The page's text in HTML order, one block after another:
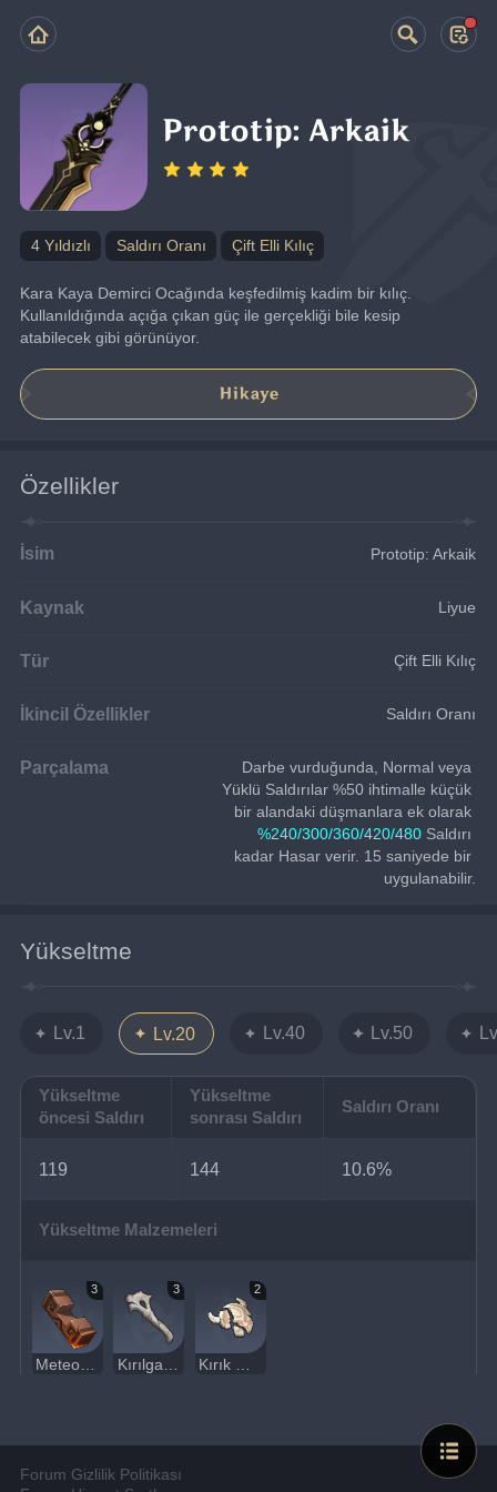
Prototip: Arkaik
4 Yıldızlı Saldırı Oranı Çift Elli Kılıç
Kara Kaya Demirci Ocağında keşfedilmiş kadim bir kılıç.
Kullanıldığında açığa çıkan güç ile gerçekliği bile kesip
atabilecek gibi görünüyor.
Hikaye
Özellikler
İsim Prototip: Arkaik
Kaynak Liyue
Tür Çift Elli Kılıç
İkincil Özellikler Saldırı Oranı
Parçalama
Darbe vurduğunda, Normal veya
Yüklü Saldırılar %50 ihtimalle küçük
bir alandaki düşmanlara ek olarak
%240/300/360/420/480 Saldırı
kadar Hasar verir. 15 saniyede bir
uygulanabilir.
Yükseltme
Lv.1 Lv.20 Lv.40 Lv.50
Yükseltme
öncesi Saldırı
Yükseltme
sonrası Saldırı
Saldırı Oranı
119 144 10.6%
Yükseltme Malzemeleri
3
Meteor Demiri Tozu
3
Kırılgan Kemik Parçası
2
Kırık Maske
Forum Gizlilik Politikası